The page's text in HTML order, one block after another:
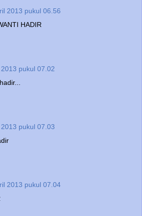
2013 pukul 06.56
HADIR
pukul 07.02
pukul 07.03
2013 pukul 07.04